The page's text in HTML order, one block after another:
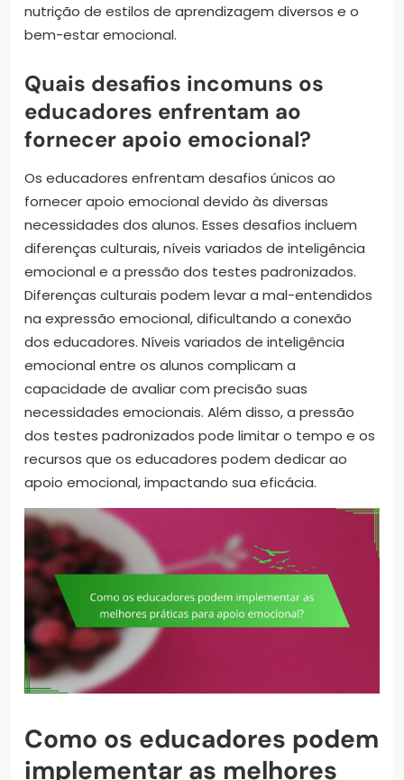
nutrição de estilos de aprendizagem diversos e o
bem-estar emocional.
Quais desafios incomuns os
educadores enfrentam ao
fornecer apoio emocional?
Os educadores enfrentam desafios únicos ao
fornecer apoio emocional devido às diversas
necessidades dos alunos. Esses desafios incluem
diferenças culturais, níveis variados de inteligência
emocional e a pressão dos testes padronizados.
Diferenças culturais podem levar a mal-entendidos
na expressão emocional, dificultando a conexão
dos educadores. Níveis variados de inteligência
emocional entre os alunos complicam a
capacidade de avaliar com precisão suas
necessidades emocionais. Além disso, a pressão
dos testes padronizados pode limitar o tempo e os
recursos que os educadores podem dedicar ao
apoio emocional, impactando sua eficácia.
Como os educadores podem
implementar as melhores